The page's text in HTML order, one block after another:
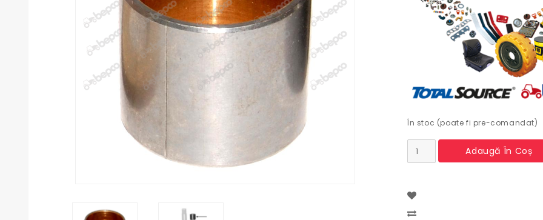
În stoc (poate fi pre-comandat)
Cantitate
Bucsa
Fiat
UTB
Adaugă În Coș